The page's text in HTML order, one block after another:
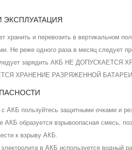
ЭКСПЛУАТАЦИЯ
хранить и перевозить в вертикальном
Не реже одного раза в месяц следует
зарядить АКБ НЕ
ХРАНЕНИЕ РАЗРЯЖЕННОЙ БАТАРЕИ.
с АКБ пользуйтесь защитными очками и
АКБ образуется взрывоопасная смесь,
к взрыву АКБ.
электролита в АКБ используется водный